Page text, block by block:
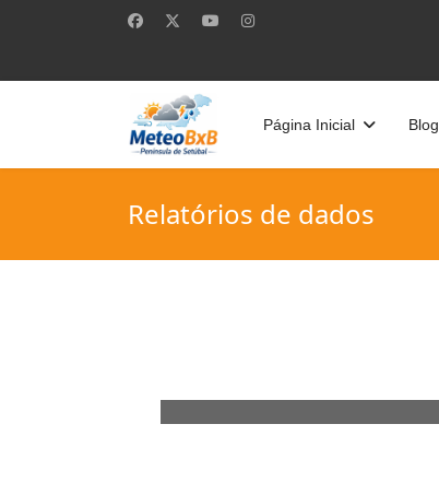
Página Inicial Blog
Relatórios de dados